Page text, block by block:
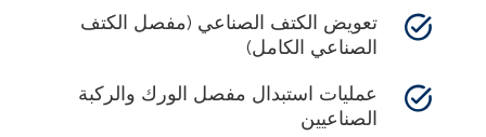
تعويض الكتف الصناعي (مفصل الكتف
الصناعي الكامل)
عمليات استبدال مفصل الورك والركبة
الصناعيين